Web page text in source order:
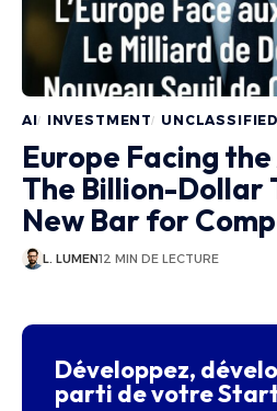
AI INVESTMENT UNCLASSIFIED
Europe Facing
The Billion-Dollar
New Bar for
L. LUMEN12 MIN DE LECTURE
Développez,
parti de votre